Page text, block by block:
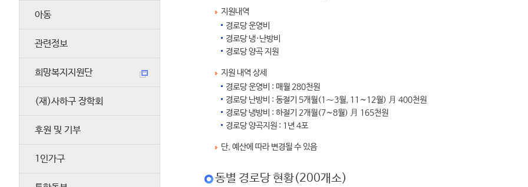
아동
관련정보
희망복지지원단
(재)사하구 장학회
후원 및 기부
1인가구
지원내역
경로당 운영비
경로당 냉·난방비
경로당 양곡 지원
지원 내역 상세
경로당 운영비 : 매월 280천원
경로당 난방비 : 동절기 5개월(1⁓3월, 11∼12월) 月 400천원
경로당 냉방비 : 하절기 2개월(7∼8월) 月 165천원
경로당 양곡지원 : 1년 4포
단, 예산에 따라 변경될 수 있음
동별 경로당 현황(200개소)